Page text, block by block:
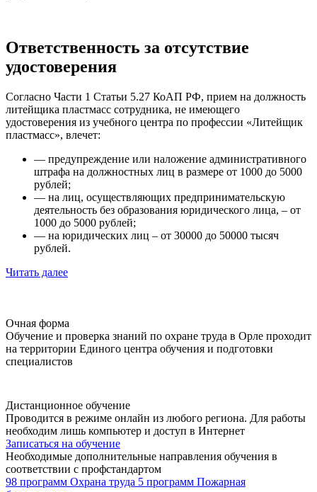
Ответственность за отсутствие
удостоверения
Согласно Части 1 Статьи 5.27 КоАП РФ, прием на должность
литейщика пластмасс сотрудника, не имеющего
удостоверения из учебного центра по профессии «Литейщик
пластмасс», влечет:
— предупреждение или наложение административного
штрафа на должностных лиц в размере от 1000 до 5000
рублей;
— на лиц, осуществляющих предпринимательскую
деятельность без образования юридического лица, – от
1000 до 5000 рублей;
— на юридических лиц – от 30000 до 50000 тысяч
рублей.
Читать далее
Очная форма
Обучение и проверка знаний по охране труда в Орле проходит
на территории Единого центра обучения и подготовки
специалистов
Дистанционное обучение
Проводится в режиме онлайн из любого региона. Для работы
необходим лишь компьютер и доступ в Интернет
Записаться на обучение
Необходимые дополнительные направления обучения в
соответствии с профстандартом
98 программ Охрана труда 5 программ Пожарная